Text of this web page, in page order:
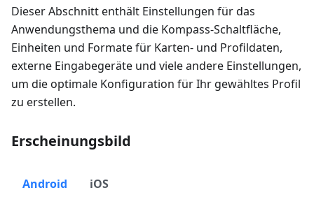
Dieser Abschnitt enthält Einstellungen für das
Anwendungsthema und die Kompass-Schaltfläche,
Einheiten und Formate für Karten- und Profildaten,
externe Eingabegeräte und viele andere Einstellungen,
um die optimale Konfiguration für Ihr gewähltes Profil
zu erstellen.
Erscheinungsbild
Android iOS